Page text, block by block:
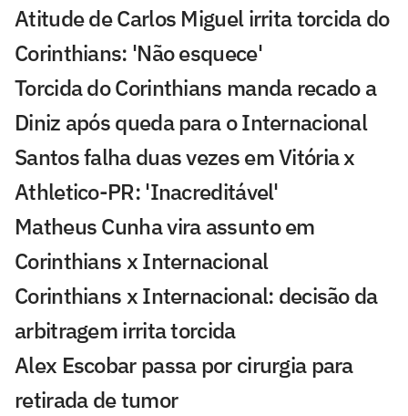
Atitude de Carlos Miguel irrita torcida do
Corinthians: 'Não esquece'
Torcida do Corinthians manda recado a
Diniz após queda para o Internacional
Santos falha duas vezes em Vitória x
Athletico-PR: 'Inacreditável'
Matheus Cunha vira assunto em
Corinthians x Internacional
Corinthians x Internacional: decisão da
arbitragem irrita torcida
Alex Escobar passa por cirurgia para
retirada de tumor